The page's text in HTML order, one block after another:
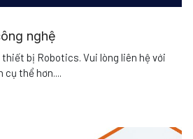
nghệ
bị Robotics. Vui lòng liên hệ với
cụ thể hơn....